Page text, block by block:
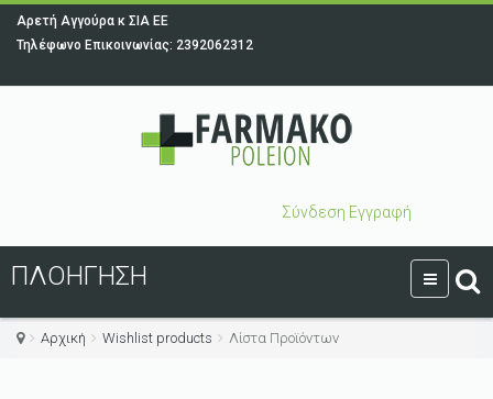
Αρετή Αγγούρα κ ΣΙΑ ΕΕ
Τηλέφωνο Επικοινωνίας: 2392062312
Σύνδεση Εγγραφή
ΠΛΟΉΓΗΣΗ
Αρχική Wishlist products Λίστα Προϊόντων